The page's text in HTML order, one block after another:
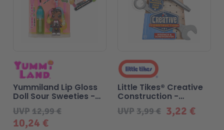
10,24 €
UVP12,99 €
Yummiland Lip Gloss
Doll Sour Sweeties -
Sasha Sourworms 3,22 €
UVP3,99 €
Little Tikes® Creative
Construction -
Schraubenschlüssel-
und Schraubenzieher-